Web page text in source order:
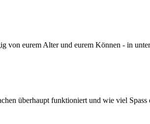
von eurem Alter und eurem Können - in
überhaupt funktioniert und wie viel Spass